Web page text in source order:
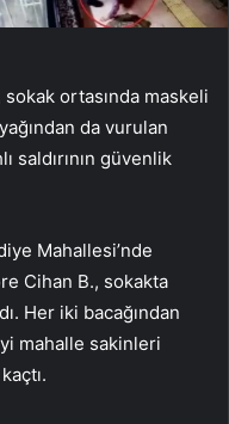
sokak ortasında maskeli
da vurulan
saldırının güvenlik
Mahallesi’nde
Cihan B., sokakta
Her iki bacağından
mahalle sakinleri